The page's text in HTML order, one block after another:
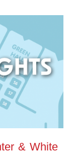
& White